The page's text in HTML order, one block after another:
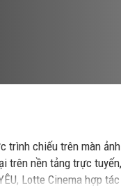
trình chiếu trên màn
trên nền tảng trực
Lotte Cinema hợp